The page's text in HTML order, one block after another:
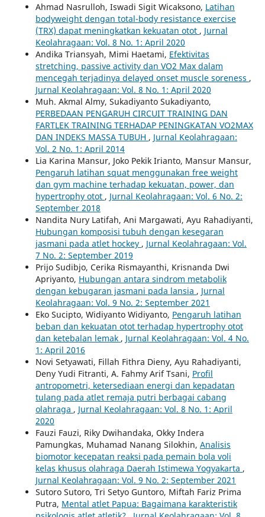
Ahmad Nasrulloh, Iswadi Sigit Wicaksono, Latihan
bodyweight dengan total-body resistance exercise
(TRX) dapat meningkatkan kekuatan otot , Jurnal
Keolahragaan: Vol. 8 No. 1: April 2020
Andika Triansyah, Mimi Haetami, Efektivitas
stretching, passive activity dan VO2 Max dalam
mencegah terjadinya delayed onset muscle soreness ,
Jurnal Keolahragaan: Vol. 8 No. 1: April 2020
Muh. Akmal Almy, Sukadiyanto Sukadiyanto,
PERBEDAAN PENGARUH CIRCUIT TRAINING DAN
FARTLEK TRAINING TERHADAP PENINGKATAN VO2MAX
DAN INDEKS MASSA TUBUH , Jurnal Keolahragaan:
Vol. 2 No. 1: April 2014
Lia Karina Mansur, Joko Pekik Irianto, Mansur Mansur,
Pengaruh latihan squat menggunakan free weight
dan gym machine terhadap kekuatan, power, dan
hypertrophy otot , Jurnal Keolahragaan: Vol. 6 No. 2:
September 2018
Nandita Nury Latifah, Ani Margawati, Ayu Rahadiyanti,
Hubungan komposisi tubuh dengan kesegaran
jasmani pada atlet hockey , Jurnal Keolahragaan: Vol.
7 No. 2: September 2019
Prijo Sudibjo, Cerika Rismayanthi, Krisnanda Dwi
Apriyanto, Hubungan antara sindrom metabolik
dengan kebugaran jasmani pada lansia , Jurnal
Keolahragaan: Vol. 9 No. 2: September 2021
Eko Sucipto, Widiyanto Widiyanto, Pengaruh latihan
beban dan kekuatan otot terhadap hypertrophy otot
dan ketebalan lemak , Jurnal Keolahragaan: Vol. 4 No.
1: April 2016
Novi Setyawati, Fillah Fithra Dieny, Ayu Rahadiyanti,
Deny Yudi Fitranti, A. Fahmy Arif Tsani, Profil
antropometri, ketersediaan energi dan kepadatan
tulang pada atlet remaja putri berbagai cabang
olahraga , Jurnal Keolahragaan: Vol. 8 No. 1: April
2020
Fauzi Fauzi, Riky Dwihandaka, Okky Indera
Pamungkas, Muhamad Nanang Silokhin, Analisis
biomotor kecepatan reaksi pada pemain bola voli
kelas khusus olahraga Daerah Istimewa Yogyakarta ,
Jurnal Keolahragaan: Vol. 9 No. 2: September 2021
Sutoro Sutoro, Tri Setyo Guntoro, Miftah Fariz Prima
Putra, Mental atlet Papua: Bagaimana karakteristik